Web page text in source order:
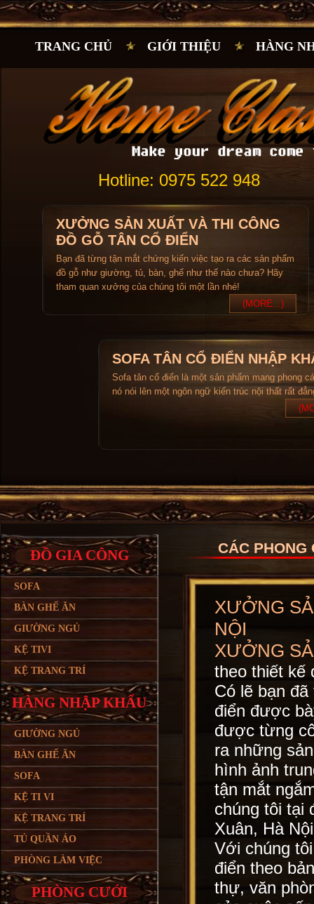
TRANG CHỦ GIỚI THIỆU HÀNG
Hotline: 0975 522 948
XƯỞNG SẢN XUẤT VÀ THI CÔNG
ĐỒ GỖ TÂN CỔ ĐIỂN
Bạn đã từng tận mắt chứng kiến việc tạo ra các sản phẩm
đồ gỗ như giường, tủ, bàn, ghế như thế nào chưa? Hãy
tham quan xưởng của chúng tôi một lần nhé!
(MORE...)
SOFA TÂN CỔ ĐIỂN NHẬP
Sofa tân cổ điển là một sản phẩm mang phong
nó nói lên một ngôn ngữ kiến trúc nội thất rất
ĐỒ GIA CÔNG
SOFA
BÀN GHẾ ĂN
GIƯỜNG NGỦ
KỆ TIVI
KỆ TRANG TRÍ
HÀNG NHẬP KHẨU
GIƯỜNG NGỦ
BÀN GHẾ ĂN
SOFA
KỆ TI VI
KỆ TRANG TRÍ
TỦ QUẦN ÁO
PHÒNG LÀM VIỆC
PHÒNG CƯỚI
CÁC PHONG
XƯỞNG
NỘI
XƯỞNG
theo thiết kế
Có lẽ bạn
điển được
được từng
ra những
hình ảnh
tận mắt
chúng tôi tại
Xuân, Hà
Với chúng
điển theo
thự, văn